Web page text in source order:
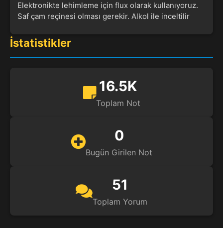
Elektronikte lehimleme için flux olarak kullanıyoruz.
Saf çam reçinesi olması gerekir. Alkol ile inceltilir
İstatistikler
16.5K
Toplam Not
0
Bugün Girilen Not
51
Toplam Yorum